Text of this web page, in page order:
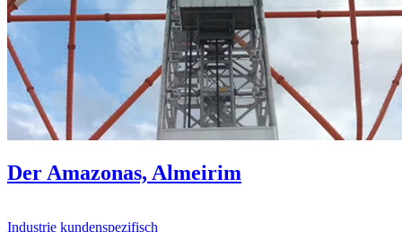
Der Amazonas, Almeirim
Industrie kundenspezifisch